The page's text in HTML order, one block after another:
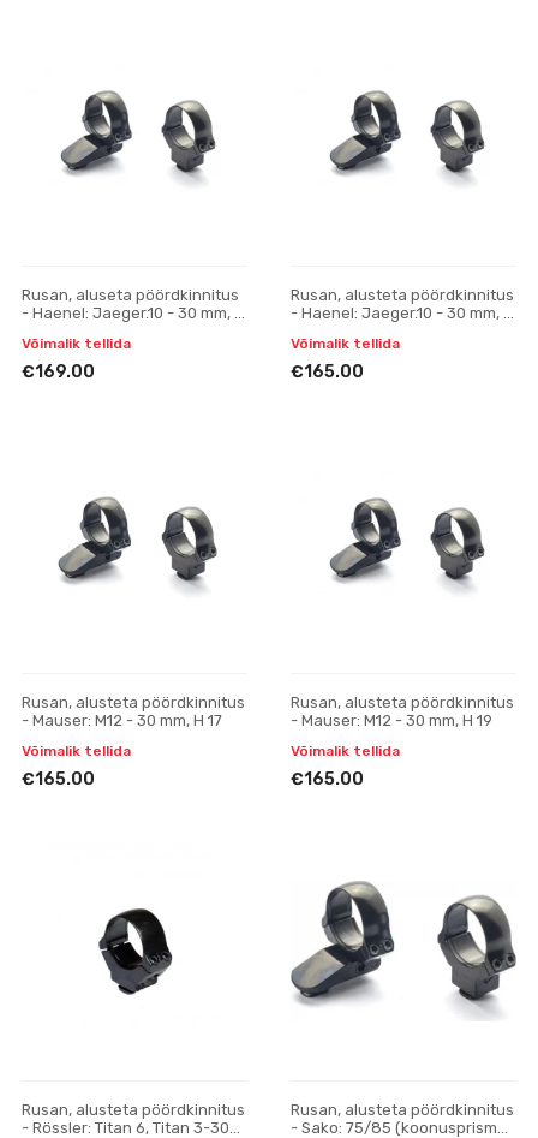
Rusan, aluseta pöördkinnitus
- Haenel: Jaeger.10 - 30 mm, H
Võimalik tellida
€169.00
Rusan, alusteta pöördkinnitus
- Haenel: Jaeger.10 - 30 mm, H
Võimalik tellida
€165.00
Rusan, alusteta pöördkinnitus
- Mauser: M12 - 30 mm, H 17
Võimalik tellida
€165.00
Rusan, alusteta pöördkinnitus
- Mauser: M12 - 30 mm, H 19
Võimalik tellida
€165.00
Rusan, alusteta pöördkinnitus
- Rössler: Titan 6, Titan 3-30
Rusan, alusteta pöördkinnitus
- Sako: 75/85 (koonusprisma)